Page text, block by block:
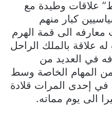
علاقات وطيدة مع
كبار منهم
معارفه الى قمة الهرم
علاقة بالملك الراحل
في العديد من
من المهام الخاصة وسط
في إحدى المرات قلادة
الى يوم مماته.